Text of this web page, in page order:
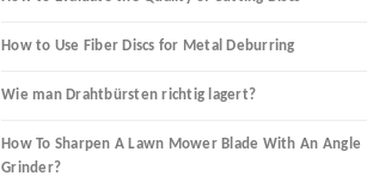
How to Use Fiber Discs for Metal Deburring
Wie man Drahtbürsten richtig lagert?
How To Sharpen A Lawn Mower Blade With An Angle
Grinder?